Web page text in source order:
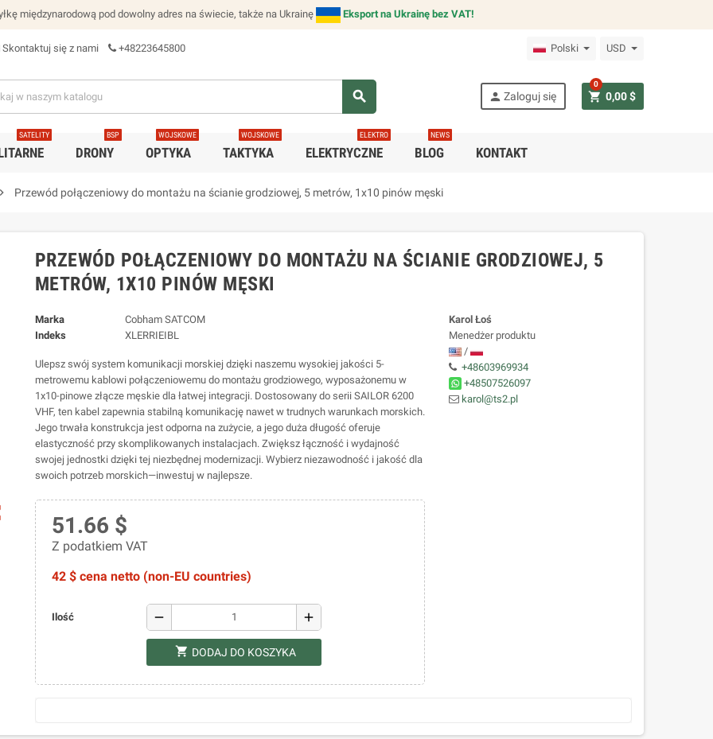
międzynarodową pod dowolny adres na świecie, także na Ukrainę Eksport na Ukrainę bez VAT!
Skontaktuj się z nami +48223645800 Polski USD
search person Zaloguj się shopping_cart 0,00 $
0
SATELITY
DRONY
BSP
OPTYKA
WOJSKOWE
TAKTYKA
WOJSKOWE
ELEKTRYCZNE
ELEKTRO
BLOG
NEWS
KONTAKT
chevron_right Przewód połączeniowy do montażu na ścianie grodziowej, 5 metrów, 1x10 pinów męski
PRZEWÓD POŁĄCZENIOWY DO MONTAŻU NA ŚCIANIE GRODZIOWEJ, 5
METRÓW, 1X10 PINÓW MĘSKI
Marka
Cobham SATCOM
Indeks
XLERRIEIBL
Ulepsz swój system komunikacji morskiej dzięki naszemu wysokiej jakości 5-
metrowemu kablowi połączeniowemu do montażu grodziowego, wyposażonemu w
1x10-pinowe złącze męskie dla łatwej integracji. Dostosowany do serii SAILOR 6200
VHF, ten kabel zapewnia stabilną komunikację nawet w trudnych warunkach morskich.
Jego trwała konstrukcja jest odporna na zużycie, a jego duża długość oferuje
elastyczność przy skomplikowanych instalacjach. Zwiększ łączność i wydajność
swojej jednostki dzięki tej niezbędnej modernizacji. Wybierz niezawodność i jakość dla
swoich potrzeb morskich—inwestuj w najlepsze.
51.66 $
Z podatkiem VAT
42 $ cena netto (non-EU countries)
Ilość remove add
shopping_cart DODAJ DO KOSZYKA
Karol Łoś
Menedżer produktu
/
+48603969934
+48507526097
karol@ts2.pl